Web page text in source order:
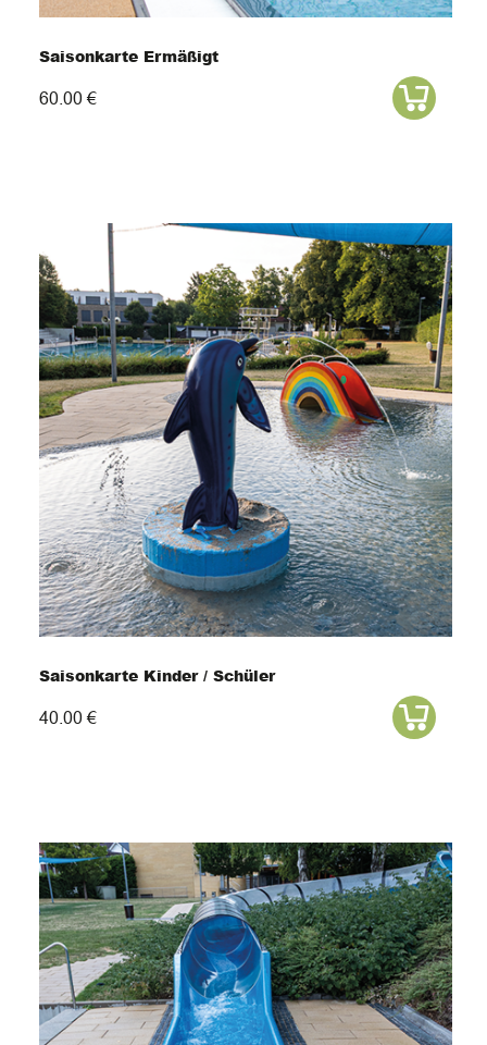
Saisonkarte Ermäßigt
60.00 €
Saisonkarte Kinder / Schüler
40.00 €